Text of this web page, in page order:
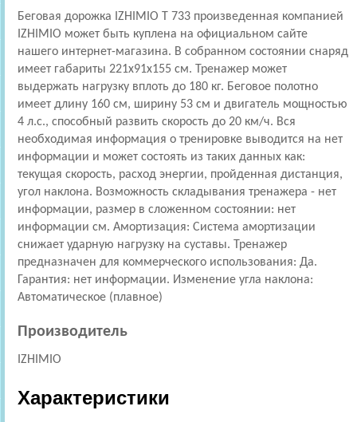
Беговая дорожка IZHIMIO T 733 произведенная компанией
IZHIMIO может быть куплена на официальном сайте
нашего интернет-магазина. В собранном состоянии снаряд
имеет габариты 221x91x155 см. Тренажер может
выдержать нагрузку вплоть до 180 кг. Беговое полотно
имеет длину 160 см, ширину 53 см и двигатель мощностью
4 л.с., способный развить скорость до 20 км/ч. Вся
необходимая информация о тренировке выводится на нет
информации и может состоять из таких данных как:
текущая скорость, расход энергии, пройденная дистанция,
угол наклона. Возможность складывания тренажера - нет
информации, размер в сложенном состоянии: нет
информации см. Амортизация: Cистема амортизации
снижает ударную нагрузку на суставы. Тренажер
предназначен для коммерческого использования: Да.
Гарантия: нет информации. Изменение угла наклона:
Автоматическое (плавное)
Производитель
IZHIMIO
Характеристики